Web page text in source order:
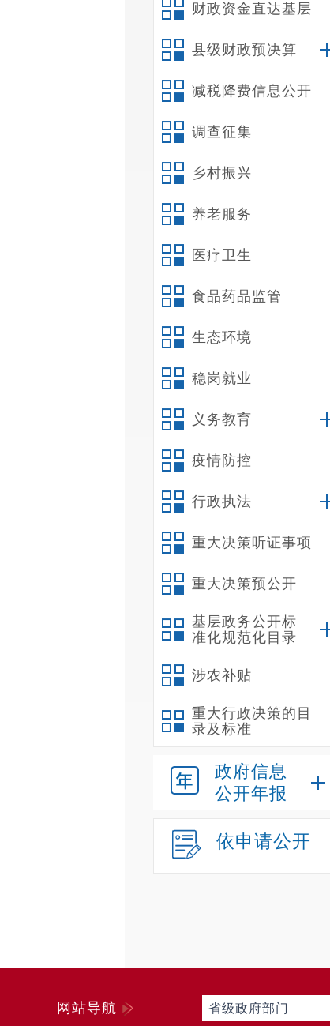
财政资金直达基层
县级财政预决算
减税降费信息公开
调查征集
乡村振兴
养老服务
医疗卫生
食品药品监管
生态环境
稳岗就业
义务教育
疫情防控
行政执法
重大决策听证事项
重大决策预公开
基层政务公开标
准化规范化目录
涉农补贴
重大行政决策的目
录及标准
政府信息
公开年报
依申请公开
网站导航 省级政府部门